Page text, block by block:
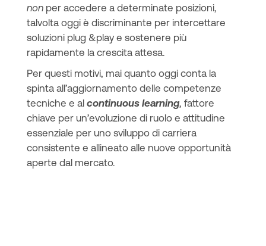
nonper accedere a determinate posizioni,
talvolta oggi è discriminante per intercettare
soluzioni plug &play e sostenere più
rapidamente la crescita attesa.
Per questi motivi, mai quanto oggi conta la
spinta all’aggiornamento delle competenze
tecniche e al continuous learning, fattore
chiave per un’evoluzione di ruolo e attitudine
essenziale per uno sviluppo di carriera
consistente e allineato alle nuove opportunità
aperte dal mercato.